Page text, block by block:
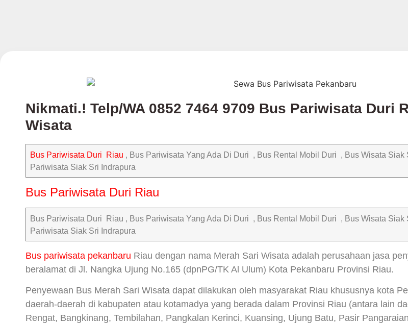
Nikmati.! Telp/WA 0852 7464 9709 Bus Pariwisata Duri
Wisata
Bus Pariwisata Duri Riau , Bus Pariwisata Yang Ada Di Duri , Bus Rental Mobil Duri , Bus Wisata Siak
Pariwisata Siak Sri Indrapura
Bus Pariwisata Duri Riau
Bus Pariwisata Duri Riau , Bus Pariwisata Yang Ada Di Duri , Bus Rental Mobil Duri , Bus Wisata Siak
Pariwisata Siak Sri Indrapura
Bus pariwisata pekanbaru Riau dengan nama Merah Sari Wisata adalah perusahaan jasa
beralamat di Jl. Nangka Ujung No.165 (dpnPG/TK Al Ulum) Kota Pekanbaru Provinsi Riau.
Penyewaan Bus Merah Sari Wisata dapat dilakukan oleh masyarakat Riau khususnya kota
daerah-daerah di kabupaten atau kotamadya yang berada dalam Provinsi Riau (antara lain
Rengat, Bangkinang, Tembilahan, Pangkalan Kerinci, Kuansing, Ujung Batu, Pasir